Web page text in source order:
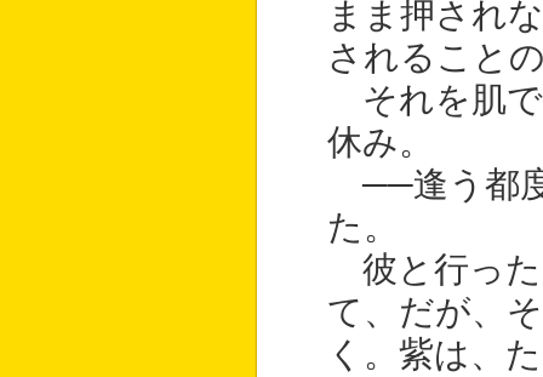
まま押され
されること
それを肌で
休み。
──逢う都
た。
彼と行った
て、だが、
く。紫は、